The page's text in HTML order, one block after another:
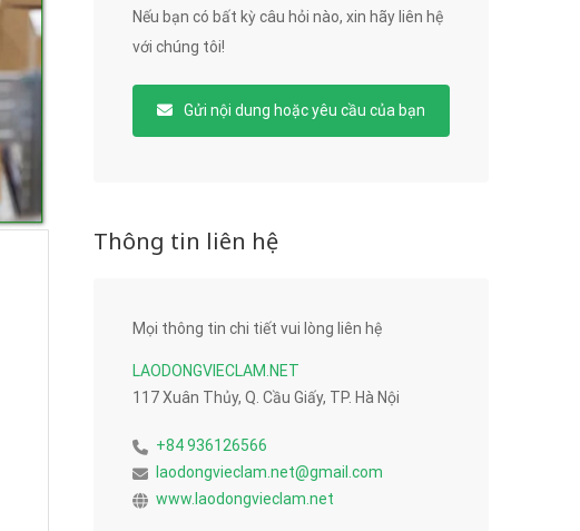
Nếu bạn có bất kỳ câu hỏi nào, xin hãy liên hệ
với chúng tôi!
Gửi nội dung hoặc yêu cầu của bạn
Thông tin liên hệ
Mọi thông tin chi tiết vui lòng liên hệ
LAODONGVIECLAM.NET
117 Xuân Thủy, Q. Cầu Giấy, TP. Hà Nội
+84 936126566
laodongvieclam.net@gmail.com
www.laodongvieclam.net